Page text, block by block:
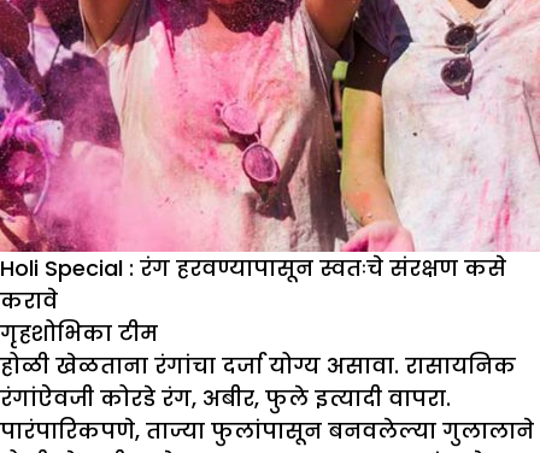
Holi Special : रंग हरवण्यापासून स्वतःचे संरक्षण कसे
करावे
गृहशोभिका टीम
होळी खेळताना रंगांचा दर्जा योग्य असावा. रासायनिक
रंगांऐवजी कोरडे रंग, अबीर, फुले इत्यादी वापरा.
पारंपारिकपणे, ताज्या फुलांपासून बनवलेल्या गुलालाने